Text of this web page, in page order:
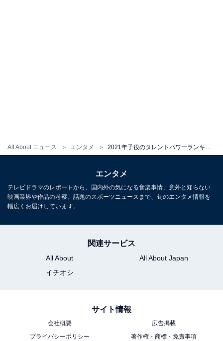
All About ニュース エンタメ
エンタメ
テレビドラマのレポートから、国内外の気になる音楽事情、意外と知らない
映画業界や作品の考察、話題のスポーツニュースまで、旬のエンタメ情報を
幅広くお届けしています。
関連サービス
All About
All About Japan
イチオシ
サイト情報
会社概要
広告掲載
プライバシーポリシー
著作権・商標・免責事項